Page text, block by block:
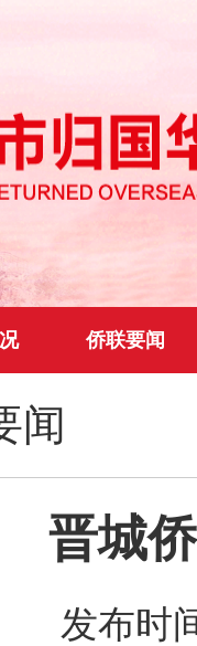
侨联要闻
闻
晋城
发布时